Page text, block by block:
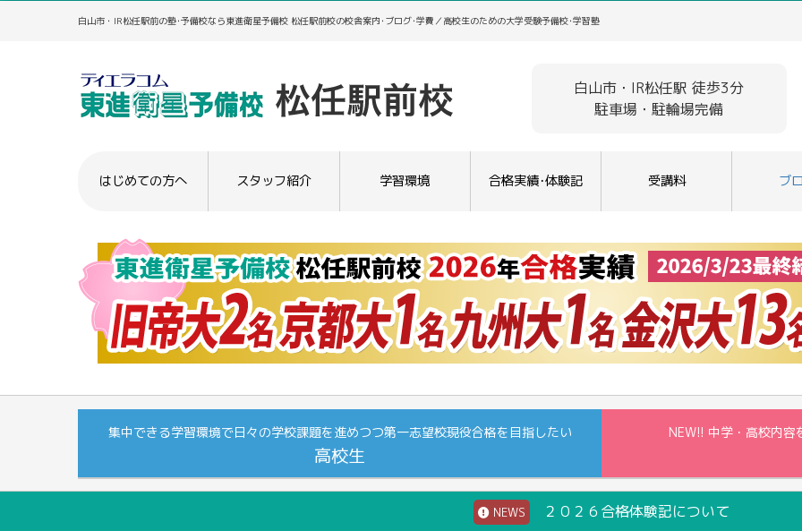
白山市・IR松任駅前の塾･予備校なら東進衛星予備校 松任駅前校の校舎案内･ブログ･学費／高校生のための大学受験予備校･学習塾
白山市・IR松任駅 徒歩3分
駐車場・駐輪場完備
はじめての方へ スタッフ紹介 学習環境 合格実績･体験記 受講料 ブ
集中できる学習環境で日々の学校課題を進めつつ第一志望校現役合格を目指したい
高校生
NEW!! 中学・高校内容
NEWS ２０２６合格体験記について